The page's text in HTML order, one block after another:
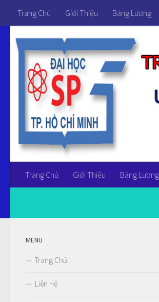
Trang Chủ Giới Thiệu Bảng Lương
Trang Chủ Giới Thiệu Bảng Lương
MENU
Trang Chủ
Liên Hệ